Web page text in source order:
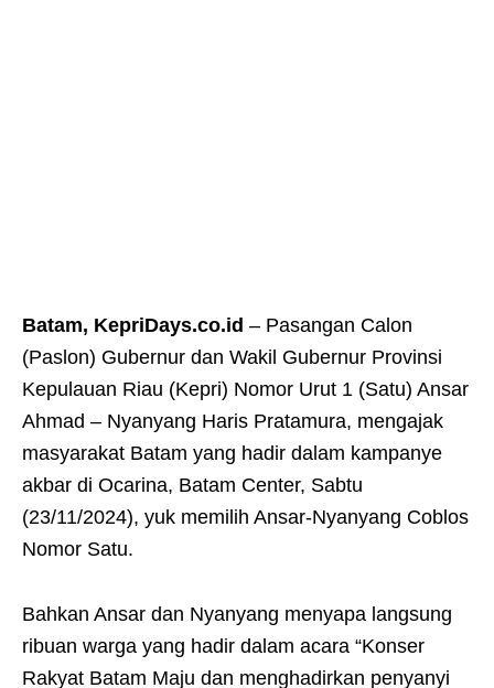
Batam, KepriDays.co.id – Pasangan Calon
(Paslon) Gubernur dan Wakil Gubernur Provinsi
Kepulauan Riau (Kepri) Nomor Urut 1 (Satu) Ansar
Ahmad – Nyanyang Haris Pratamura, mengajak
masyarakat Batam yang hadir dalam kampanye
akbar di Ocarina, Batam Center, Sabtu
(23/11/2024), yuk memilih Ansar-Nyanyang Coblos
Nomor Satu.
Bahkan Ansar dan Nyanyang menyapa langsung
ribuan warga yang hadir dalam acara “Konser
Rakyat Batam Maju dan menghadirkan penyanyi